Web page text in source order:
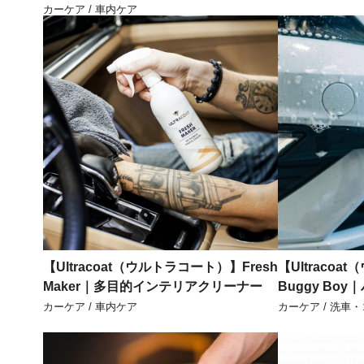
カーケア / 車内ケア
【Ultracoat（ウルトラコート）】Fresh
Maker｜多目的インテリアクリーナー
カーケア / 車内ケア
【Ultracoat
Buggy Boy｜
カーケア / 洗車